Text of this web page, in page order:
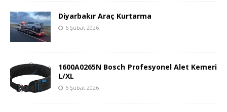
Diyarbakır Araç Kurtarma
6 Şubat 2026
1600A0265N Bosch Profesyonel Alet Kemeri
L/XL
6 Şubat 2026